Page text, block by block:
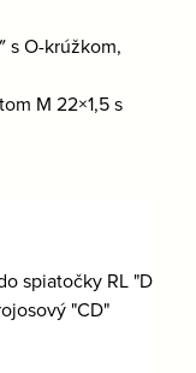
s O-krúžkom,
M 22×1,5 s
spiatočky RL "DE
"CD"